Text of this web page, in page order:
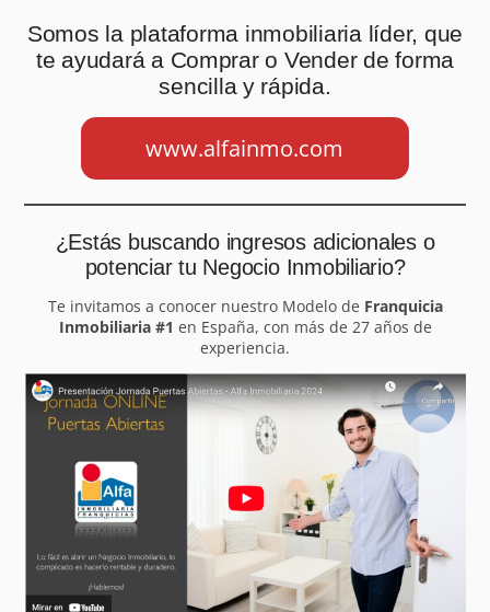
Somos la plataforma inmobiliaria líder, que
te ayudará a Comprar o Vender de forma
sencilla y rápida.
www.alfainmo.com
¿Estás buscando ingresos adicionales o
potenciar tu Negocio Inmobiliario?
Te invitamos a conocer nuestro Modelo de Franquicia
Inmobiliaria #1 en España, con más de 27 años de
experiencia.